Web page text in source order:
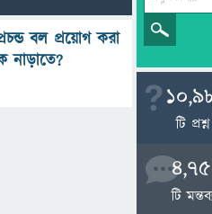
বল প্রয়োগ করা
নাড়াতে?
টি প্রশ্ন
টি